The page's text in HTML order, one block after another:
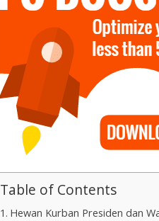
Table of Contents
Hewan Kurban Presiden dan